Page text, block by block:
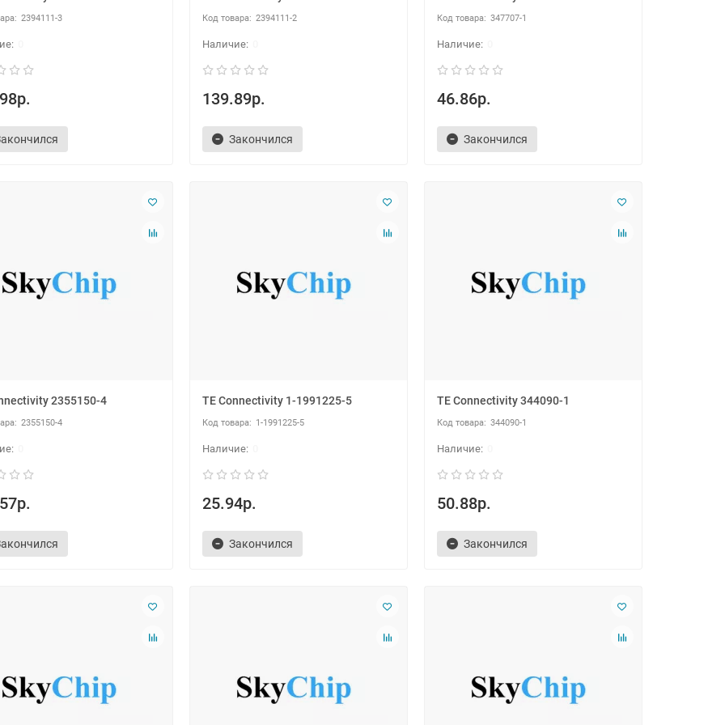
2394111-3 2394111-2
139.89р.
Закончился
347707-1
46.86р.
Закончился
2355150-4
2355150-4
TE Connectivity 1-1991225-5
1-1991225-5
25.94р.
Закончился
TE Connectivity 344090-1
344090-1
50.88р.
Закончился